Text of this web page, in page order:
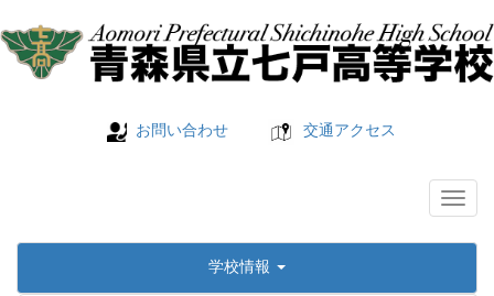
お問い合わせ 交通アクセス
学校情報